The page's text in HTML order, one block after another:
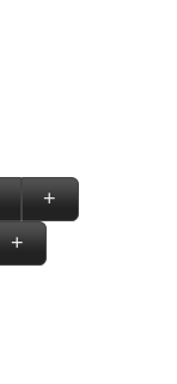
+
+